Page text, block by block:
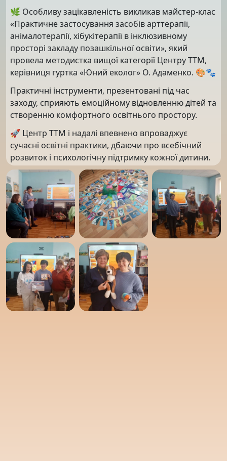
🌿 Особливу зацікавленість викликав майстер-клас
«Практичне застосування засобів арттерапії,
анімалотерапії, хібукітерапії в інклюзивному
просторі закладу позашкільної освіти», який
провела методистка вищої категорії Центру ТТМ,
керівниця гуртка «Юний еколог» О. Адаменко. 🎨🐾
Практичні інструменти, презентовані під час
заходу, сприяють емоційному відновленню дітей та
створенню комфортного освітнього простору.
🚀 Центр ТТМ і надалі впевнено впроваджує
сучасні освітні практики, дбаючи про всебічний
розвиток і психологічну підтримку кожної дитини.